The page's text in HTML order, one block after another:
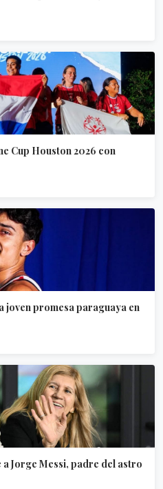
Cup Houston 2026 con
joven promesa paraguaya en
Jorge Messi, padre del astro